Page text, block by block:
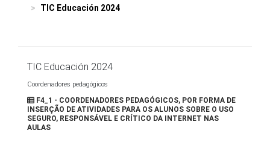
TIC Educación 2024
TIC Educación 2024
Coordenadores pedagógicos
F4_1 - COORDENADORES PEDAGÓGICOS, POR FORMA DE
INSERÇÃO DE ATIVIDADES PARA OS ALUNOS SOBRE O USO
SEGURO, RESPONSÁVEL E CRÍTICO DA INTERNET NAS
AULAS